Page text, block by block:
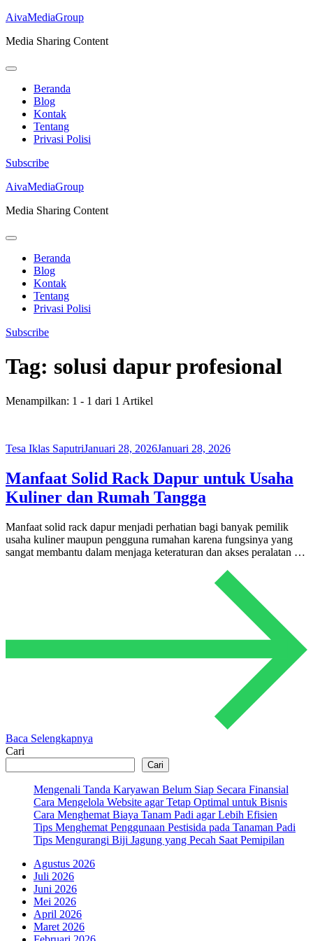
AivaMediaGroup
Media Sharing Content
Beranda
Blog
Kontak
Tentang
Privasi Polisi
Subscribe
Lompat
konten
Enter)
AivaMediaGroup
Media Sharing Content
Beranda
Blog
Kontak
Tentang
Privasi Polisi
Subscribe
Tag: solusi dapur profesional
Menampilkan: 1 - 1 dari 1 Artikel
Tesa Iklas SaputriJanuari 28, 2026Januari 28, 2026
Manfaat Solid Rack Dapur untuk Usaha
Kuliner dan Rumah Tangga
Manfaat solid rack dapur menjadi perhatian bagi banyak pemilik
usaha kuliner maupun pengguna rumahan karena fungsinya yang
sangat membantu dalam menjaga keteraturan dan akses peralatan …
Baca Selengkapnya
Cari
Cari
Mengenali Tanda Karyawan Belum Siap Secara Finansial
Cara Mengelola Website agar Tetap Optimal untuk Bisnis
Cara Menghemat Biaya Tanam Padi agar Lebih Efisien
Tips Menghemat Penggunaan Pestisida pada Tanaman Padi
Tips Mengurangi Biji Jagung yang Pecah Saat Pemipilan
Agustus 2026
Juli 2026
Juni 2026
Mei 2026
April 2026
Maret 2026